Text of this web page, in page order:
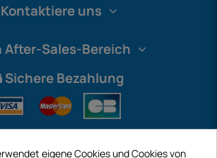
Kontaktiere uns
After-Sales-Bereich
Sichere Bezahlung
eigene Cookies und Cookies von